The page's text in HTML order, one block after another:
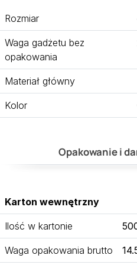
Rozmiar
Waga gadżetu bez
opakowania
Materiał główny
Kolor
Opakowanie i
Karton wewnętrzny
Ilość w kartonie
Waga opakowania brutto